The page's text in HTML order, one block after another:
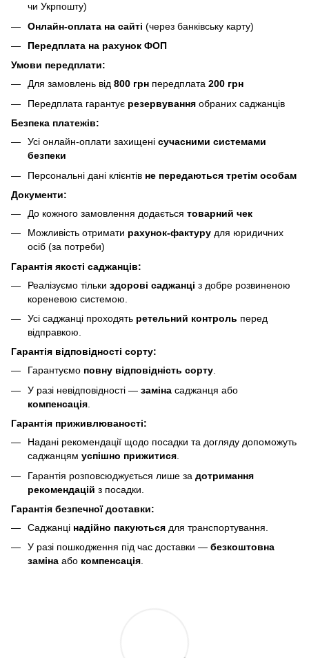
чи Укрпошту)
Онлайн-оплата на сайті (через банківську карту)
Передплата на рахунок ФОП
Умови передплати:
Для замовлень від 800 грн передплата 200 грн
Передплата гарантує резервування обраних саджанців
Безпека платежів:
Усі онлайн-оплати захищені сучасними системами
безпеки
Персональні дані клієнтів не передаються третім особам
Документи:
До кожного замовлення додається товарний чек
Можливість отримати рахунок-фактуру для юридичних
осіб (за потреби)
Гарантія якості саджанців:
Реалізуємо тільки здорові саджанці з добре розвиненою
кореневою системою.
Усі саджанці проходять ретельний контроль перед
відправкою.
Гарантія відповідності сорту:
Гарантуємо повну відповідність сорту.
У разі невідповідності — заміна саджанця або
компенсація
Гарантія приживлюваності:
Надані рекомендації щодо посадки та догляду допоможуть
саджанцям успішно прижитися.
Гарантія розповсюджується лише за дотримання
рекомендацій з посадки.
Гарантія безпечної доставки:
Саджанці надійно пакуються для транспортування.
У разі пошкодження під час доставки — безкоштовна
заміна або компенсація.